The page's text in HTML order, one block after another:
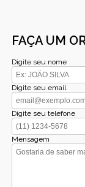
FAÇA UM
Digite seu nome
Digite seu email
Digite seu telefone
Mensagem